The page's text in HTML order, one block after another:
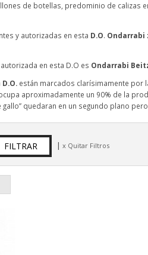
de botellas, predominio de calizas
y autorizadas en esta D.O. Ondarrabi
en esta D.O es Ondarrabi
D.O. están marcados clarísimamente por
aproximadamente un 90% de la
gallo” quedaran en un segundo plano
| x Quitar Filtros